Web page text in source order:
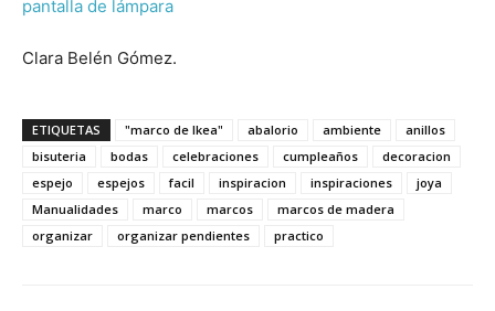
Clara Belén Gómez.
ETIQUETAS "marco de Ikea" abalorio ambiente
anillos
bisuteria
bodas celebraciones cumpleaños
decoracion
espejo
espejos facil inspiracion inspiraciones
joya
Manualidades
marco marcos
marcos de madera
organizar
organizar pendientes practico